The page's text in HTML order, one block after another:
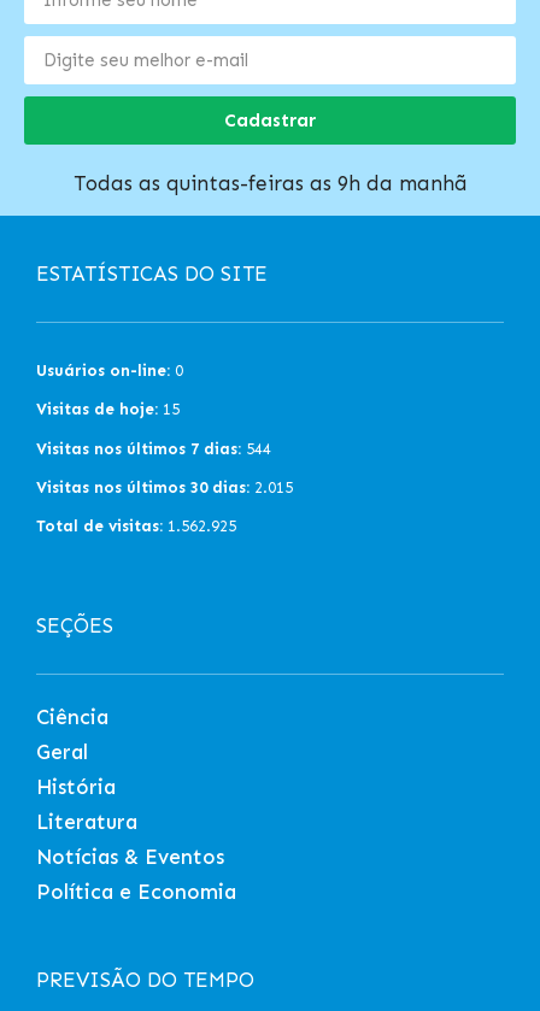
Cadastrar
Todas as quintas-feiras as 9h da manhã
ESTATÍSTICAS DO SITE
Usuários on-line: 0
Visitas de hoje: 15
Visitas nos últimos 7 dias: 544
Visitas nos últimos 30 dias: 2.015
Total de visitas: 1.562.925
SEÇÕES
Ciência
Geral
História
Literatura
Notícias & Eventos
Política e Economia
PREVISÃO DO TEMPO